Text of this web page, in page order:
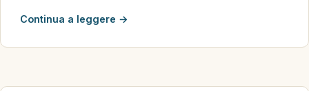
Continua a leggere →